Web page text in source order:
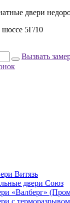
двери
шоссе 5Г/10
Вызвать
Витязь
двери Союз
«Валберг»
с